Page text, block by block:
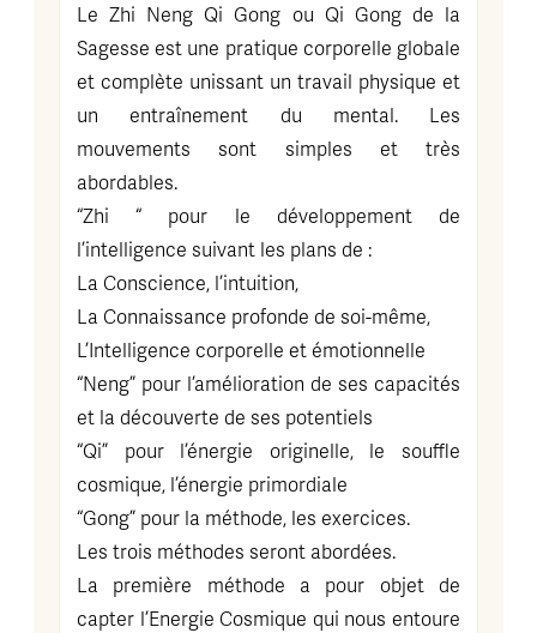
Le Zhi Neng Qi Gong ou Qi Gong de la
Sagesse est une pratique corporelle globale
et complète unissant un travail physique et
un entraînement du mental. Les
mouvements sont simples et très
abordables.
“Zhi “ pour le développement de
l’intelligence suivant les plans de :
La Conscience, l’intuition,
La Connaissance profonde de soi-même,
L’Intelligence corporelle et émotionnelle
“Neng” pour l’amélioration de ses capacités
et la découverte de ses potentiels
“Qi” pour l’énergie originelle, le souffle
cosmique, l’énergie primordiale
“Gong” pour la méthode, les exercices.
Les trois méthodes seront abordées.
La première méthode a pour objet de
capter l’Energie Cosmique qui nous entoure